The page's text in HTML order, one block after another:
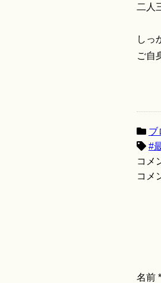
二人
しっ
ご自
ブ
#
コメ
コメ
名前 *